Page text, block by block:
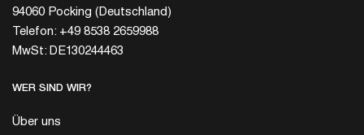
94060 Pocking (Deutschland)
Telefon: +49 8538 2659988
MwSt: DE130244463
WER SIND WIR?
Über uns